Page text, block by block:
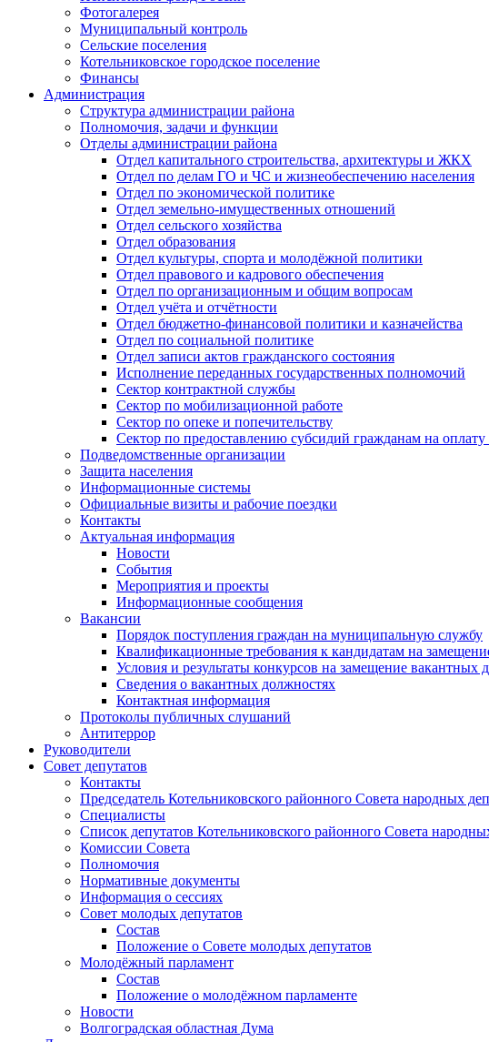
Фотогалерея
Муниципальный контроль
Сельские поселения
Котельниковское городское поселение
Финансы
Администрация
Структура администрации района
Полномочия, задачи и функции
Отделы администрации района
Отдел капитального строительства, архитектуры и ЖКХ
Отдел по делам ГО и ЧС и жизнеобеспечению населения
Отдел по экономической политике
Отдел земельно-имущественных отношений
Отдел сельского хозяйства
Отдел образования
Отдел культуры, спорта и молодёжной политики
Отдел правового и кадрового обеспечения
Отдел по организационным и общим вопросам
Отдел учёта и отчётности
Отдел бюджетно-финансовой политики и казначейства
Отдел по социальной политике
Отдел записи актов гражданского состояния
Исполнение переданных государственных полномочий
Сектор контрактной службы
Сектор по мобилизационной работе
Сектор по опеке и попечительству
Сектор по предоставлению субсидий гражданам на
Подведомственные организации
Защита населения
Информационные системы
Официальные визиты и рабочие поездки
Контакты
Актуальная информация
Новости
События
Мероприятия и проекты
Информационные сообщения
Вакансии
Порядок поступления граждан на муниципальную службу
Квалификационные требования к кандидатам на
Условия и результаты конкурсов на замещение вакантных
Сведения о вакантных должностях
Контактная информация
Протоколы публичных слушаний
Антитеррор
Руководители
Совет депутатов
Контакты
Председатель Котельниковского районного Совета народных
Специалисты
Список депутатов Котельниковского районного Совета
Комиссии Совета
Полномочия
Нормативные документы
Информация о сессиях
Совет молодых депутатов
Состав
Положение о Совете молодых депутатов
Молодёжный парламент
Состав
Положение о молодёжном парламенте
Новости
Волгоградская областная Дума